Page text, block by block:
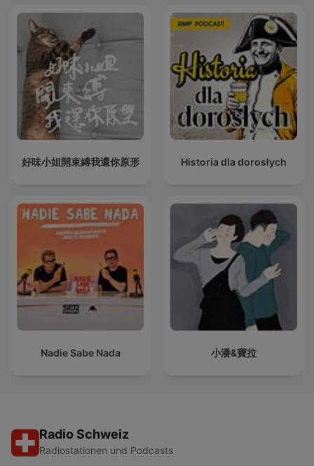
好味小姐開束縛我還你原形 Historia dla dorosłych
Nadie Sabe Nada 小潘&寶拉
Radio Schweiz
Radiostationen und Podcasts